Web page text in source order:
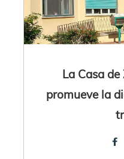
La Casa
promueve la